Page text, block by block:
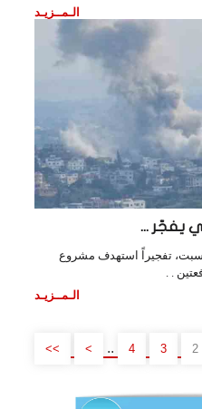
الـمــزيـد
يفجّر ...
تفجيراً استهدف مشروع
. .
الـمــزيـد
2
3
4
..
>
>>